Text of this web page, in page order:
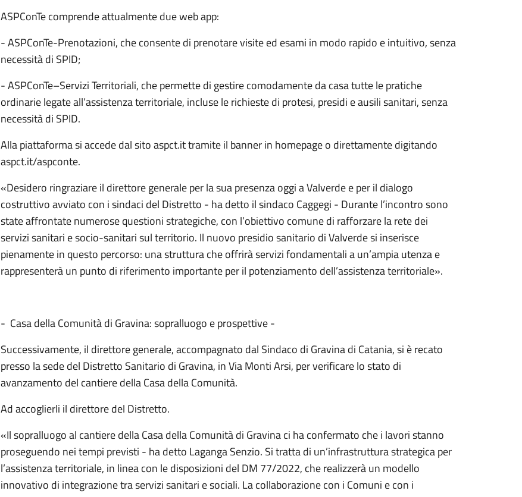
ASPConTe comprende attualmente due web app:
- ASPConTe-Prenotazioni, che consente di prenotare visite ed esami in modo rapido e intuitivo, senza
necessità di SPID;
- ASPConTe–Servizi Territoriali, che permette di gestire comodamente da casa tutte le pratiche
ordinarie legate all’assistenza territoriale, incluse le richieste di protesi, presidi e ausili sanitari, senza
necessità di SPID.
Alla piattaforma si accede dal sito aspct.it tramite il banner in homepage o direttamente digitando
aspct.it/aspconte.
«Desidero ringraziare il direttore generale per la sua presenza oggi a Valverde e per il dialogo
costruttivo avviato con i sindaci del Distretto - ha detto il sindaco Caggegi - Durante l’incontro sono
state affrontate numerose questioni strategiche, con l’obiettivo comune di rafforzare la rete dei
servizi sanitari e socio-sanitari sul territorio. Il nuovo presidio sanitario di Valverde si inserisce
pienamente in questo percorso: una struttura che offrirà servizi fondamentali a un’ampia utenza e
rappresenterà un punto di riferimento importante per il potenziamento dell’assistenza territoriale».
- Casa della Comunità di Gravina: sopralluogo e prospettive -
Successivamente, il direttore generale, accompagnato dal Sindaco di Gravina di Catania, si è recato
presso la sede del Distretto Sanitario di Gravina, in Via Monti Arsi, per verificare lo stato di
avanzamento del cantiere della Casa della Comunità.
Ad accoglierli il direttore del Distretto.
«Il sopralluogo al cantiere della Casa della Comunità di Gravina ci ha confermato che i lavori stanno
proseguendo nei tempi previsti - ha detto Laganga Senzio. Si tratta di un’infrastruttura strategica per
l’assistenza territoriale, in linea con le disposizioni del DM 77/2022, che realizzerà un modello
innovativo di integrazione tra servizi sanitari e sociali. La collaborazione con i Comuni e con i